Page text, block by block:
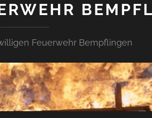
Feuerwehr Bempflingen